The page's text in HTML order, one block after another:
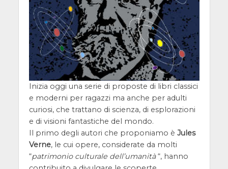
Inizia oggi una serie di proposte di libri classici
e moderni per ragazzi ma anche per adulti
curiosi, che trattano di scienza, di esplorazioni
e di visioni fantastiche del mondo.
Il primo degli autori che proponiamo è Jules
Verne, le cui opere, considerate da molti
“patrimonio culturale dell’umanità“, hanno